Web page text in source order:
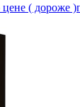
цене ( дороже )